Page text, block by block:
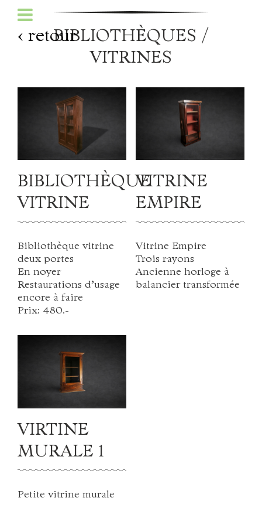
Antiquités
Histoire de la ferme
Infos pratiques
Contact
S'inscrire à la newsletter
Design : Andeers Sàrl
‹ retourBIBLIOTHÈQUES /
VITRINES
BIBLIOTHÈQUE
VITRINE
Bibliothèque vitrine
deux portes
En noyer
Restaurations d'usage
encore à faire
Prix: 480.-
VITRINE
EMPIRE
Vitrine Empire
Trois rayons
Ancienne horloge à
balancier transformée
VIRTINE
MURALE 1
Petite vitrine murale